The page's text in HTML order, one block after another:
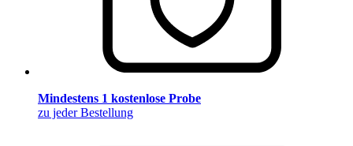
Mindestens 1 kostenlose Probe
zu jeder Bestellung